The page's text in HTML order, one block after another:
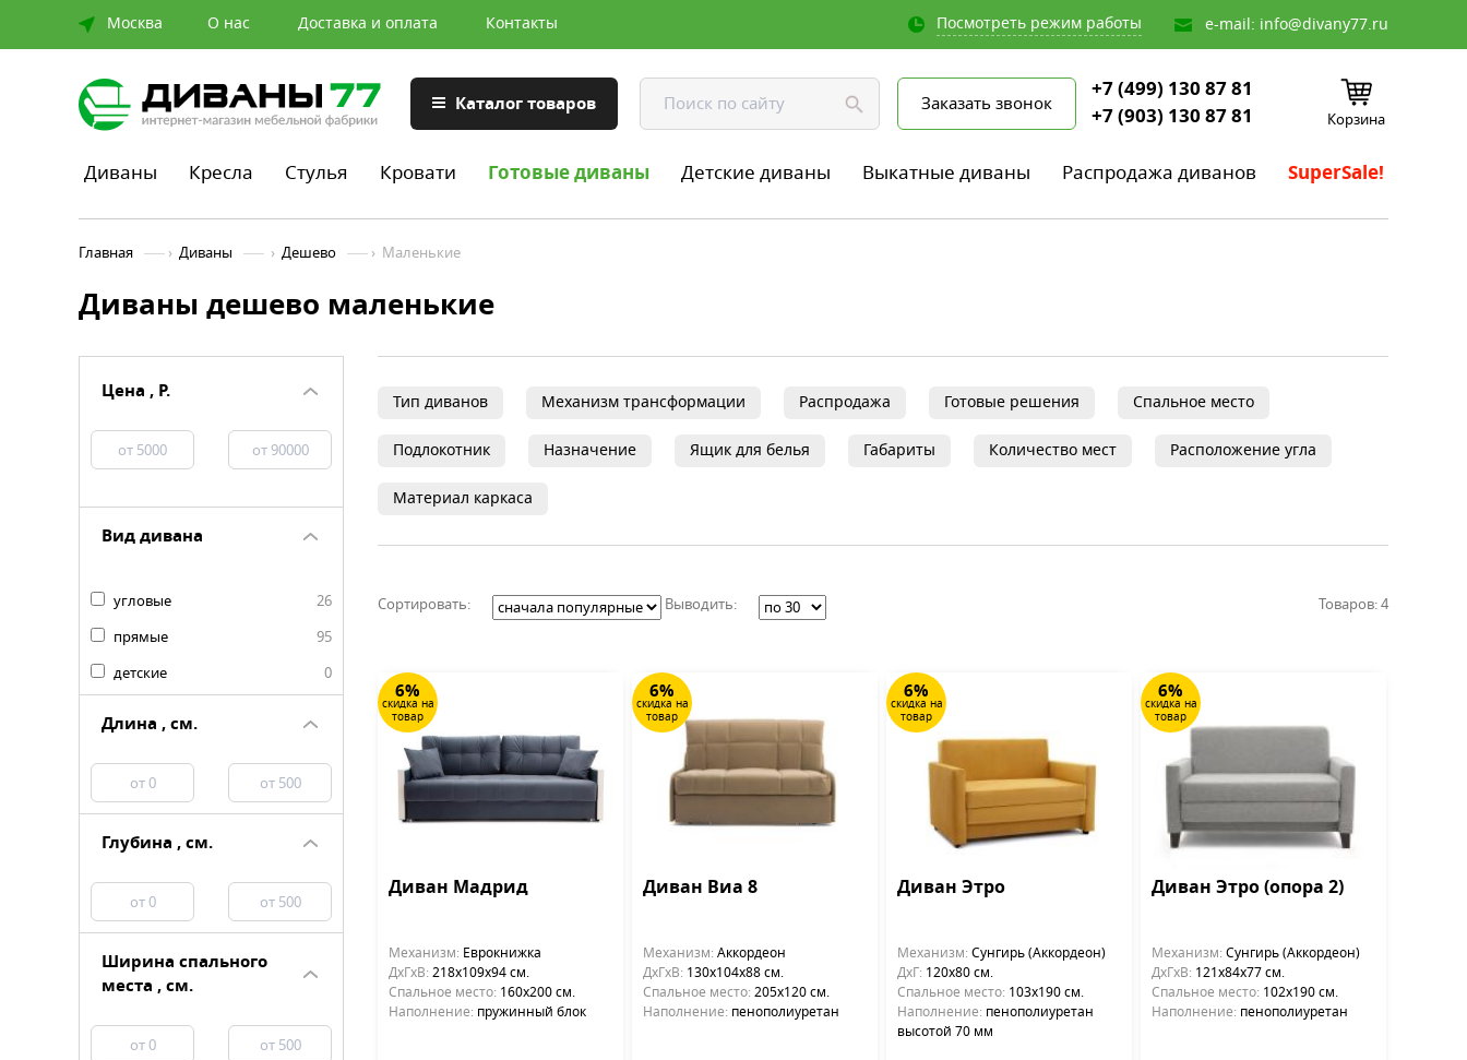
Москва О нас Доставка и оплата Контакты e-mail: info@divany77.ru
Посмотреть режим работы
Каталог товаров Заказать звонок
+7 (499) 130 87 81
+7 (903) 130 87 81
Корзина
Диваны Кресла Стулья Кровати Готовые диваны Детские диваны Выкатные диваны Распродажа диванов SuperSale!
Главная › Диваны › Дешево › Маленькие
Диваны дешево маленькие
Цена , Р.
Вид дивана
угловые
26
прямые
95
детские
0
Длина , см.
Глубина , см.
Ширина спального
места , см.
Тип диванов Механизм трансформации Распродажа Готовые решения Спальное место
Подлокотник Назначение Ящик для белья Габариты Количество мест Расположение угла
Материал каркаса
Сортировать: Выводить: Товаров: 4
6%
скидка на
товар
Диван Мадрид
Механизм: Еврокнижка
ДхГхВ: 218х109x94 см.
Cпальное место: 160х200 см.
Наполнение: пружинный блок
6%
скидка на
товар
Диван Виа 8
Механизм: Аккордеон
ДхГхВ: 130х104x88 см.
Cпальное место: 205х120 см.
Наполнение: пенополиуретан
6%
скидка на
товар
Диван Этро
Механизм: Сунгирь (Аккордеон)
ДхГ: 120х80 см.
Cпальное место: 103х190 см.
Наполнение: пенополиуретан
высотой 70 мм
6%
скидка на
товар
Диван Этро (опора 2)
Механизм: Сунгирь (Аккордеон)
ДхГхВ: 121х84x77 см.
Cпальное место: 102х190 см.
Наполнение: пенополиуретан